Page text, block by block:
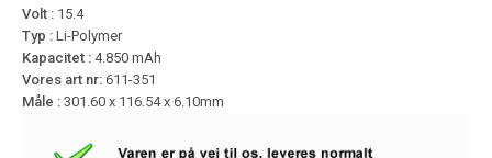
Volt : 15.4
Typ : Li-Polymer
Kapacitet : 4.850 mAh
Vores art nr: 611-351
Måle : 301.60 x 116.54 x 6.10mm